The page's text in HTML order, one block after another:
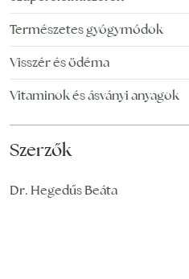
rezveratrol? A
Rezveratrol (resveratrol)
főleg
Természetes gyógymódok
Visszér és ödéma
Vitaminok és ásványi anyagok
Szerzők
Dr. Hegedűs Beáta